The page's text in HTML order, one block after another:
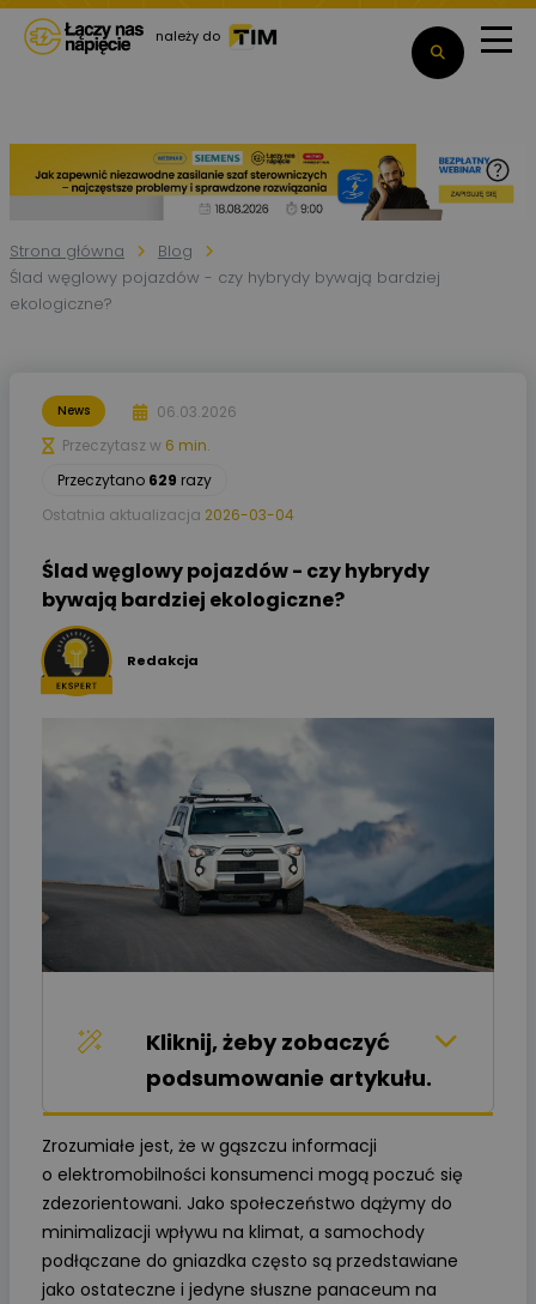
należy do
Strona główna
Blog
Ślad węglowy pojazdów - czy hybrydy bywają bardziej
ekologiczne?
News
06.03.2026
Przeczytasz w 6 min.
Przeczytano 629 razy
Ostatnia aktualizacja 2026-03-04
Ślad węglowy pojazdów - czy hybrydy
bywają bardziej ekologiczne?
Redakcja
Kliknij, żeby zobaczyć
podsumowanie artykułu.
Zrozumiałe jest, że w gąszczu informacji
o elektromobilności konsumenci mogą poczuć się
zdezorientowani. Jako społeczeństwo dążymy do
minimalizacji wpływu na klimat, a samochody
podłączane do gniazdka często są przedstawiane
jako ostateczne i jedyne słuszne panaceum na